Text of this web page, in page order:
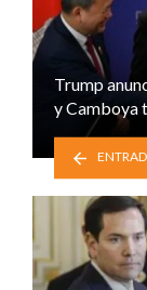
Trump
y Camboya